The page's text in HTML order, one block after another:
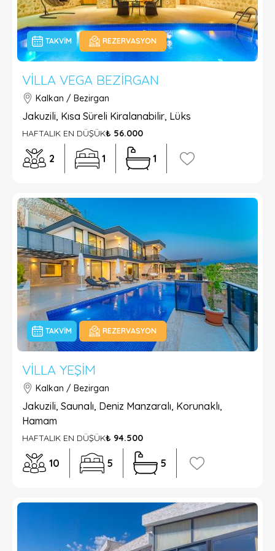
TAKVIM REZERVASYON
VILLA VEGA BEZIRGAN
Kalkan / Bezirgan
Jakuzili, Kısa Süreli Kiralanabilir, Lüks
HAFTALIK EN DÜŞÜK₺ 56.000
2 1 1
TAKVIM REZERVASYON
VILLA YEŞIM
Kalkan / Bezirgan
Jakuzili, Saunalı, Deniz Manzaralı, Korunaklı,
Hamam
HAFTALIK EN DÜŞÜK₺ 94.500
10 5 5